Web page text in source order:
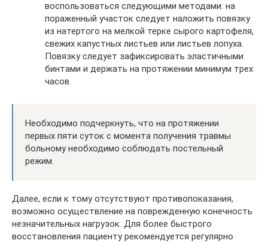
воспользоваться следующими методами: на
пораженный участок следует наложить повязку
из натертого на мелкой терке сырого картофеля,
свежих капустных листьев или листьев лопуха.
Повязку следует зафиксировать эластичными
бинтами и держать на протяжении минимум трех
часов.
Необходимо подчеркнуть, что на протяжении
первых пяти суток с момента получения травмы
больному необходимо соблюдать постельный
режим.
Далее, если к тому отсутствуют противопоказания,
возможно осуществление на поврежденную конечность
незначительных нагрузок. Для более быстрого
восстановления пациенту рекомендуется регулярно